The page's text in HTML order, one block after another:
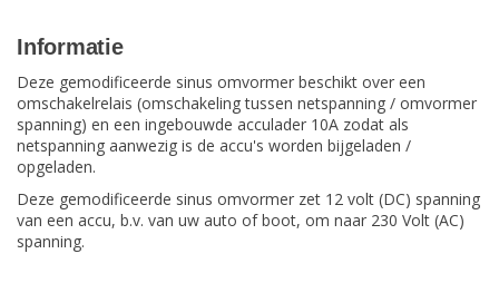
Informatie
Deze gemodificeerde sinus omvormer beschikt over een
omschakelrelais (omschakeling tussen netspanning / omvormer
spanning) en een ingebouwde acculader 10A zodat als
netspanning aanwezig is de accu's worden bijgeladen /
opgeladen.
Deze gemodificeerde sinus omvormer zet 12 volt (DC) spanning
van een accu, b.v. van uw auto of boot, om naar 230 Volt (AC)
spanning.